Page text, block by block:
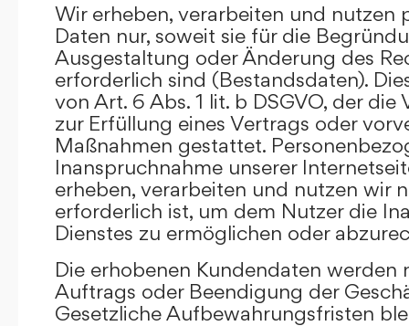
Wir erheben, verarbeiten und nutzen
Daten nur, soweit sie für die
Ausgestaltung oder Änderung des
erforderlich sind (Bestandsdaten).
von Art. 6 Abs. 1 lit. b DSGVO, der
zur Erfüllung eines Vertrags oder
Maßnahmen gestattet.
Inanspruchnahme unserer
erheben, verarbeiten und nutzen wir
erforderlich ist, um dem Nutzer die
Dienstes zu ermöglichen oder
Die erhobenen Kundendaten werden
Auftrags oder Beendigung der
Gesetzliche Aufbewahrungsfristen